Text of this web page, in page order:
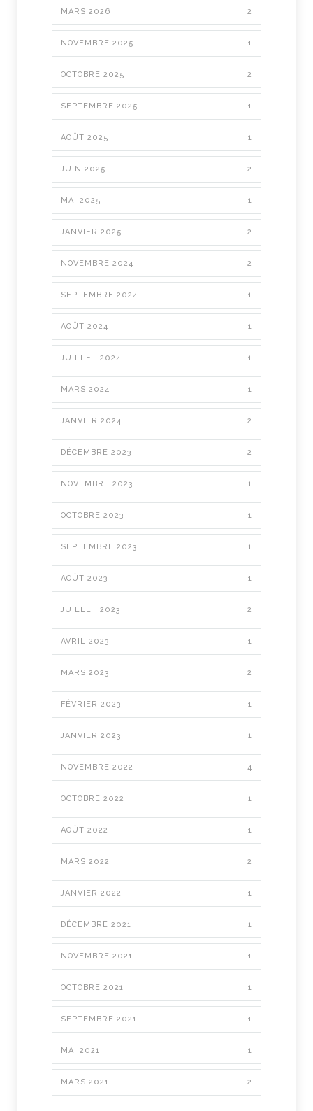
MARS 2026 2
NOVEMBRE 2025 1
OCTOBRE 2025 2
SEPTEMBRE 2025 1
AOÛT 2025 1
JUIN 2025 2
MAI 2025 1
JANVIER 2025 2
NOVEMBRE 2024 2
SEPTEMBRE 2024 1
AOÛT 2024 1
JUILLET 2024 1
MARS 2024 1
JANVIER 2024 2
DÉCEMBRE 2023 2
NOVEMBRE 2023 1
OCTOBRE 2023 1
SEPTEMBRE 2023 1
AOÛT 2023 1
JUILLET 2023 2
AVRIL 2023 1
MARS 2023 2
FÉVRIER 2023 1
JANVIER 2023 1
NOVEMBRE 2022 4
OCTOBRE 2022 1
AOÛT 2022 1
MARS 2022 2
JANVIER 2022 1
DÉCEMBRE 2021 1
NOVEMBRE 2021 1
OCTOBRE 2021 1
SEPTEMBRE 2021 1
MAI 2021 1
MARS 2021 2